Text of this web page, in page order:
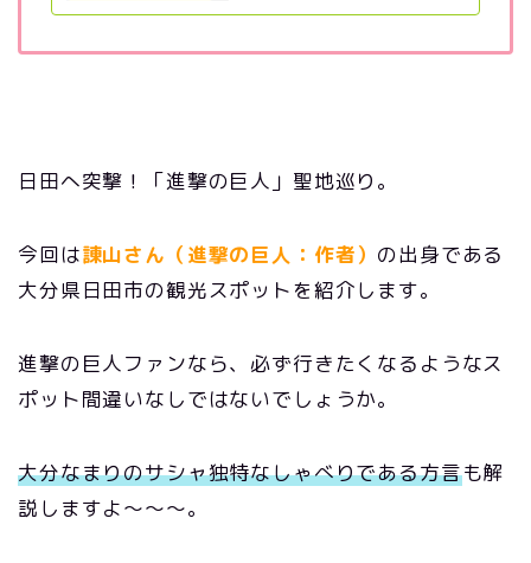
日田へ突撃！「進撃の巨人」聖地巡り。
今回は諌山さん（進撃の巨人：作者） の出身である
大分県日田市の観光スポットを紹介します。
進撃の巨人ファンなら、必ず行きたくなるようなス
ポット間違いなしではないでしょうか。
大分なまりのサシャ独特なしゃべりである方言も解
説しますよ～～～。